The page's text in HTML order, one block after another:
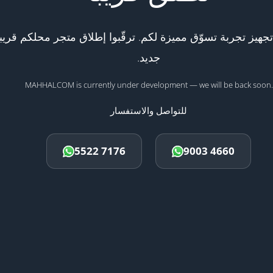
تجربة تسوّق مميزة لكم. ترقّبوا إطلاق متجر محلكم
جديد.
MAHHALCOM is currently under development — we will be back soon.
للتواصل والاستفسار
5522 7176 9003 4660